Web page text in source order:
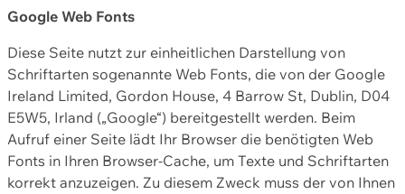
Google Web Fonts
Diese Seite nutzt zur einheitlichen Darstellung von
Schriftarten sogenannte Web Fonts, die von der Google
Ireland Limited, Gordon House, 4 Barrow St, Dublin, D04
E5W5, Irland („Google“) bereitgestellt werden. Beim
Aufruf einer Seite lädt Ihr Browser die benötigten Web
Fonts in Ihren Browser-Cache, um Texte und Schriftarten
korrekt anzuzeigen. Zu diesem Zweck muss der von Ihnen